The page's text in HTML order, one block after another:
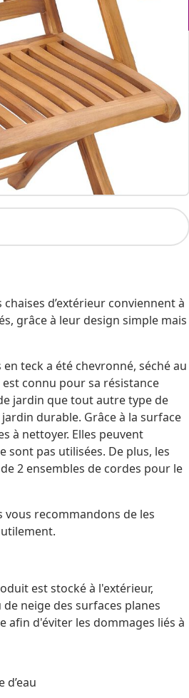
d’extérieur conviennent à
grâce à leur design simple mais
teck a été chevronné, séché au
connu pour sa résistance
jardin que tout autre type de
durable. Grâce à la surface
à nettoyer. Elles peuvent
sont pas utilisées. De plus, les
2 ensembles de cordes pour le
vous recommandons de les
est stocké à l'extérieur,
neige des surfaces planes
afin d'éviter les dommages liés à